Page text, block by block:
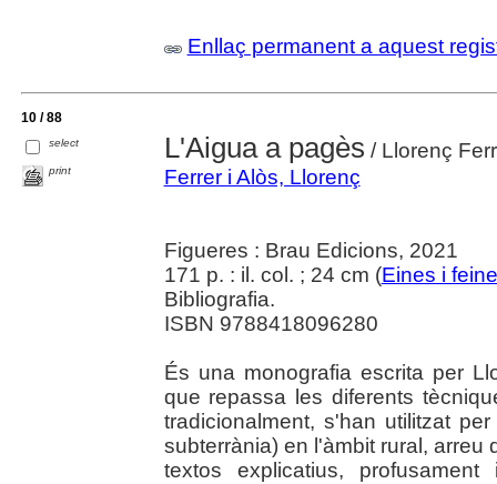
Enllaç permanent a aquest
10 / 88
select
print
L'Aigua a pagès / Llorenç
Ferrer i Alòs, Llorenç
Figueres : Brau Edicions, 2021
171 p. : il. col. ; 24 cm (Eines i
Bibliografia.
ISBN 9788418096280
És una monografia escrita per
que repassa les diferents
tradicionalment, s'han utilitzat
subterrània) en l'àmbit rural,
textos explicatius,